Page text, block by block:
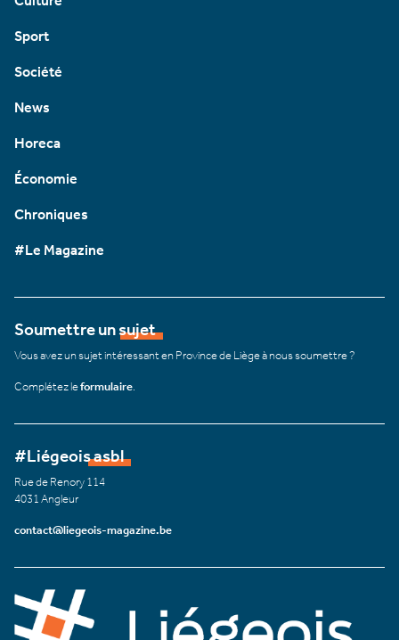
Sport
Société
News
Horeca
Économie
Chroniques
#Le Magazine
Soumettre un sujet
Vous avez un sujet intéressant en Province de Liège à nous soumettre ?
Complétez leformulaire
#Liégeois asbl
Rue de Renory 114
4031 Angleur
contact@liegeois-magazine.be